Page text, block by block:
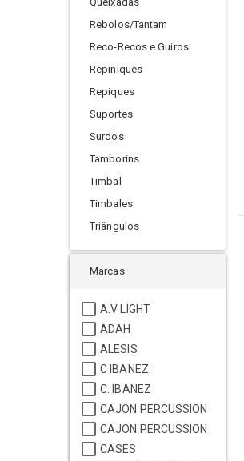
Rebolos/Tantam
Reco-Recos e Guiros
Repiniques
Repiques
Suportes
Surdos
Tamborins
Timbal
Timbales
Triângulos
Marcas
A.V LIGHT
ADAH
ALESIS
C IBANEZ
C. IBANEZ
CAJON PERCUSSION
CAJON PERCUSSION
CASES